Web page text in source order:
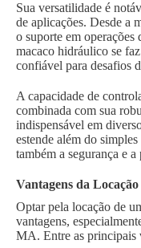
Sua versatilidade é
de aplicações. Desde a
o suporte em
macaco hidráulico se
confiável para desafios
A capacidade de
combinada com sua
indispensável em
estende além do
também a segurança e
Vantagens da
Optar pela locação de
vantagens,
MA. Entre as principais